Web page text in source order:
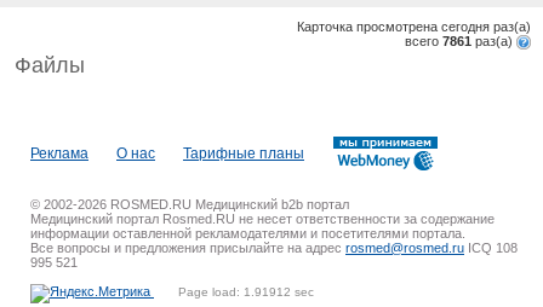
Карточка просмотрена сегодня раз(a)
всего 7861 раз(a)
Файлы
Реклама О нас Тарифные планы
© 2002-2026 ROSMED.RU Медицинский b2b портал
Медицинский портал Rosmed.RU не несет ответственности за содержание
информации оставленной рекламодателями и посетителями портала.
Все вопросы и предложения присылайте на адрес rosmed@rosmed.ru ICQ 108
995 521
Page load: 1.91912 sec